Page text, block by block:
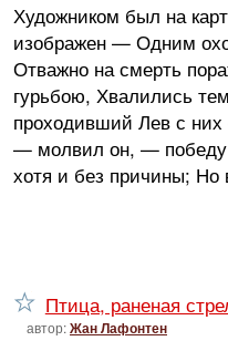
Художником был на
изображен — Одним
Отважно на смерть
гурьбою, Хвалились
проходивший Лев с
— молвил он, — победу
хотя и без причины;
Птица, раненая
автор:Жан Лафонтен